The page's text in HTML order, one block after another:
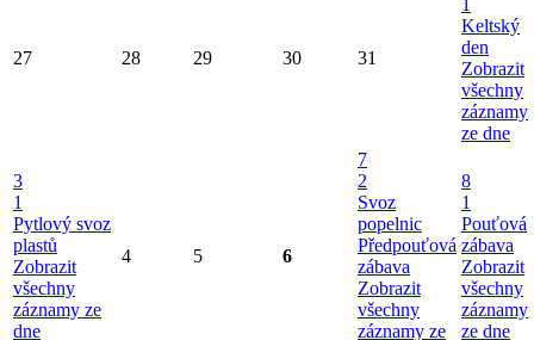
27 28 29 30 31
Keltský
den
Zobrazit
všechny
záznamy
ze dne
3
1
Pytlový svoz
plastů
Zobrazit
všechny
záznamy ze
dne
4 5 6
7
2
Svoz
popelnic
Předpouťová
zábava
Zobrazit
všechny
záznamy ze
8
1
Pouťová
zábava
Zobrazit
všechny
záznamy
ze dne